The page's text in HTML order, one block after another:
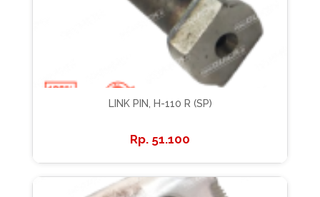
LINK PIN, H-110 R (SP)
51.100